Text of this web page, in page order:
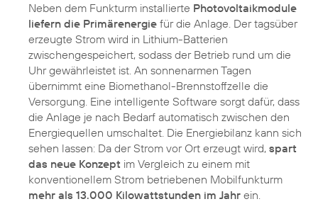
Neben dem Funkturm installierte Photovoltaikmodule
liefern die Primärenergie für die Anlage. Der tagsüber
erzeugte Strom wird in Lithium-Batterien
zwischengespeichert, sodass der Betrieb rund um die
Uhr gewährleistet ist. An sonnenarmen Tagen
übernimmt eine Biomethanol-Brennstoffzelle die
Versorgung. Eine intelligente Software sorgt dafür, dass
die Anlage je nach Bedarf automatisch zwischen den
Energiequellen umschaltet. Die Energiebilanz kann sich
sehen lassen: Da der Strom vor Ort erzeugt wird, spart
das neue Konzept im Vergleich zu einem mit
konventionellem Strom betriebenen Mobilfunkturm
mehr als 13.000 Kilowattstunden im Jahr ein.